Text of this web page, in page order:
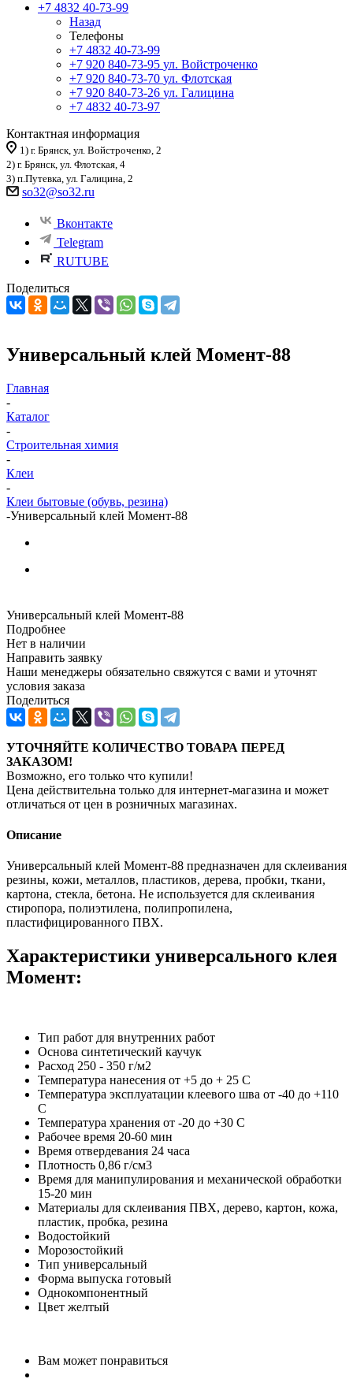
+7 4832 40-73-99
Назад
Телефоны
+7 4832 40-73-99
+7 920 840-73-95 ул. Войстроченко
+7 920 840-73-70 ул. Флотская
+7 920 840-73-26 ул. Галицина
+7 4832 40-73-97
Контактная информация
1) г. Брянск, ул. Войстроченко, 2
2) г. Брянск, ул. Флотская, 4
3) п.Путевка, ул. Галицина, 2
so32@so32.ru
Вконтакте
Telegram
RUTUBE
Поделиться
Универсальный клей Момент-88
Главная
-
Каталог
-
Строительная химия
-
Клеи
-
Клеи бытовые (обувь, резина)
-Универсальный клей Момент-88
Универсальный клей Момент-88
Подробнее
Нет в наличии
Направить заявку
Наши менеджеры обязательно свяжутся с вами и уточнят
условия заказа
Поделиться
УТОЧНЯЙТЕ КОЛИЧЕСТВО ТОВАРА ПЕРЕД
ЗАКАЗОМ!
Возможно, его только что купили!
Цена действительна только для интернет-магазина и может
отличаться от цен в розничных магазинах.
Описание
Универсальный клей Момент-88 предназначен для склеивания
резины, кожи, металлов, пластиков, дерева, пробки, ткани,
картона, стекла, бетона. Не используется для склеивания
стиропора, полиэтилена, полипропилена,
пластифицированного ПВХ.
Характеристики универсального клея
Момент:
Тип работ для внутренних работ
Основа синтетический каучук
Расход 250 - 350 г/м2
Температура нанесения от +5 до + 25 C
Температура эксплуатации клеевого шва от -40 до +110
C
Температура хранения от -20 до +30 C
Рабочее время 20-60 мин
Время отвердевания 24 часа
Плотность 0,86 г/см3
Время для манипулирования и механической обработки
15-20 мин
Материалы для склеивания ПВХ, дерево, картон, кожа,
пластик, пробка, резина
Водостойкий
Морозостойкий
Тип универсальный
Форма выпуска готовый
Однокомпонентный
Цвет желтый
Вам может понравиться